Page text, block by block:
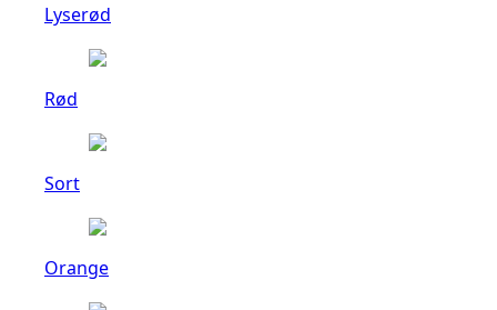
Lyserød
Rød
Sort
Orange